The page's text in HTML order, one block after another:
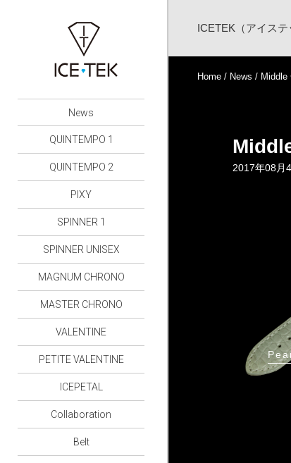
ICETEK（アイステ
News
QUINTEMPO 1
QUINTEMPO 2
PIXY
SPINNER 1
SPINNER UNISEX
MAGNUM CHRONO
MASTER CHRONO
VALENTINE
PETITE VALENTINE
ICEPETAL
Collaboration
Belt
Home / News / Middle
2017年08月